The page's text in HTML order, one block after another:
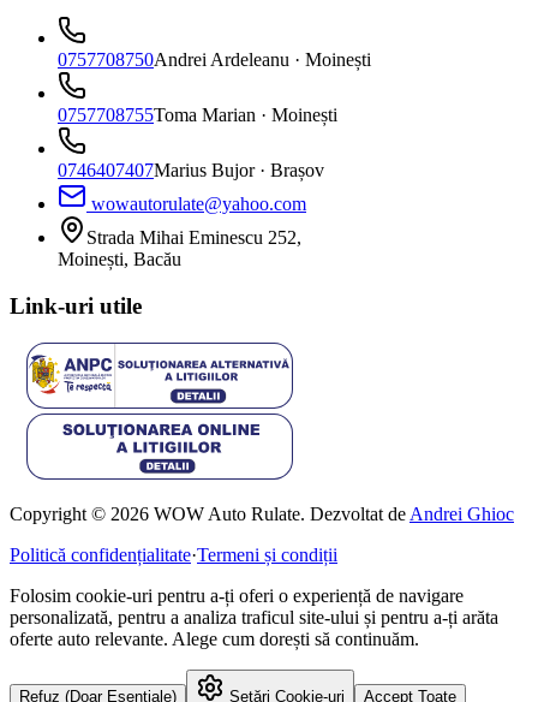
0757708750Andrei Ardeleanu · Moinești
0757708755Toma Marian · Moinești
0746407407Marius Bujor · Brașov
wowautorulate@yahoo.com
Strada Mihai Eminescu 252,
Moinești, Bacău
Link-uri utile
Copyright © 2026 WOW Auto Rulate. Dezvoltat de Andrei Ghioc
Politică confidențialitate·Termeni și condiții
Folosim cookie-uri pentru a-ți oferi o experiență de navigare
personalizată, pentru a analiza traficul site-ului și pentru a-ți arăta
oferte auto relevante. Alege cum dorești să continuăm.
Refuz (Doar Esențiale) Setări Cookie-uri Accept Toate